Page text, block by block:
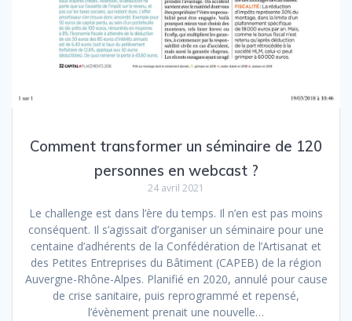
Comment transformer un séminaire de 120
personnes en webcast ?
24 avril 2021
Le challenge est dans l’ère du temps. Il n’en est pas moins
conséquent. Il s’agissait d’organiser un séminaire pour une
centaine d’adhérents de la Confédération de l’Artisanat et
des Petites Entreprises du Bâtiment (CAPEB) de la région
Auvergne-Rhône-Alpes. Planifié en 2020, annulé pour cause
de crise sanitaire, puis reprogrammé et repensé,
l’évènement prenait une nouvelle…